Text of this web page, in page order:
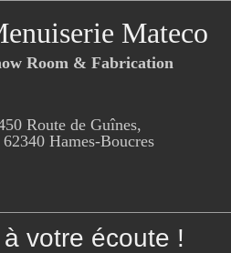
Mateco
Room & Fabrication
Route de Guînes,
Hames-Boucres
votre écoute !